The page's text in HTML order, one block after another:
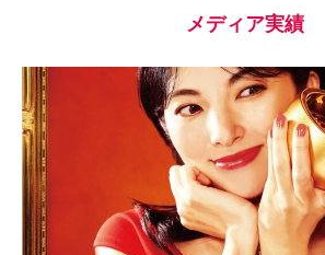
メディア実績